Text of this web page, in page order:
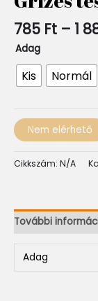
785 Ft – 1
Adag
Kis Normál
Nem elérhető
Cikkszám: N/A
További
Adag